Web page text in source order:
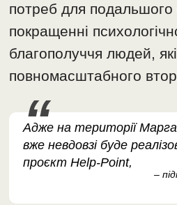
потреб для подальшого
покращенні
благополуччя людей,
повномасштабного
Адже на території
вже невдовзі буде
проєкт Help-Point,
–